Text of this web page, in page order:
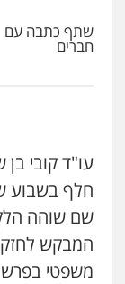
שתף כתבה עם
חברים
עו"ד קובי
שם שוהה
המבקש לחזק